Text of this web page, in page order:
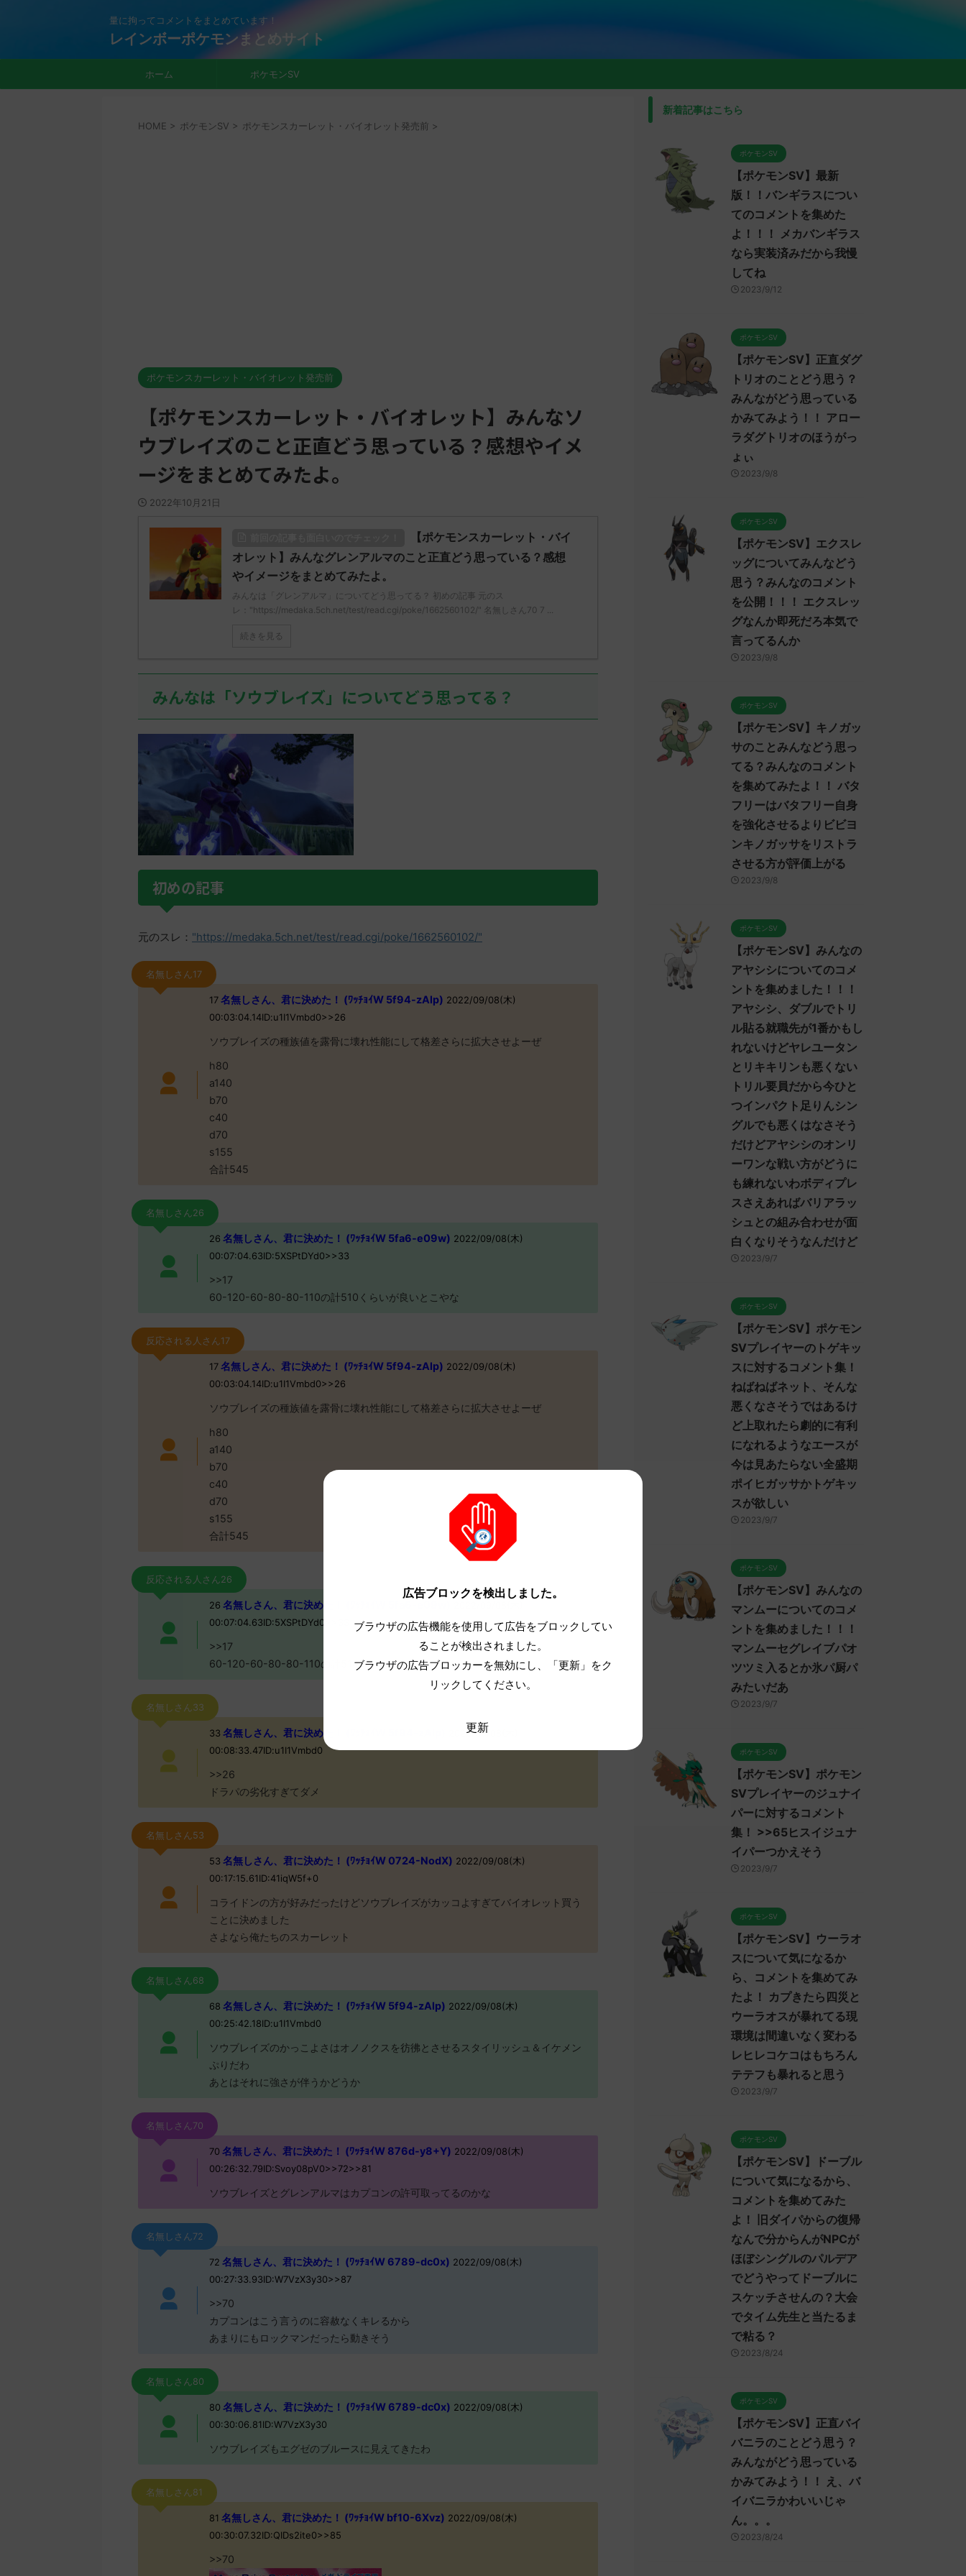
量に拘ってコメントをまとめています！
レインボーポケモンまとめサイト
ホーム ポケモンSV
HOME > ポケモンSV > ポケモンスカーレット・バイオレット発売前 >
ポケモンスカーレット・バイオレット発売前
【ポケモンスカーレット・バイオレット】みんなソ
ウブレイズのこと正直どう思っている？感想やイメ
ージをまとめてみたよ。
2022年10月21日
【ポケモンスカーレット・バイ
オレット】みんなグレンアルマのこと正直どう思っている？感想
やイメージをまとめてみたよ。
みんなは「グレンアルマ」についてどう思ってる？ 初めの記事 元のス
レ："https://medaka.5ch.net/test/read.cgi/poke/1662560102/" 名無しさん70 7 ...
続きを見る
みんなは「ソウブレイズ」についてどう思ってる？
初めの記事
元のスレ： "https://medaka.5ch.net/test/read.cgi/poke/1662560102/"
名無しさん17
17名無しさん、君に決めた！ (ﾜｯﾁｮｲW 5f94-zAlp) 2022/09/08(木)
00:03:04.14ID:u1I1Vmbd0>>26
ソウブレイズの種族値を露骨に壊れ性能にして格差さらに拡大させよーぜ
h80
a140
b70
c40
d70
s155
合計545
名無しさん26
26 名無しさん、君に決めた！ (ﾜｯﾁｮｲW 5fa6-e09w) 2022/09/08(木)
00:07:04.63ID:5XSPtDYd0>>33
>>17
60-120-60-80-80-110の計510くらいが良いとこやな
反応される人さん17
17名無しさん、君に決めた！ (ﾜｯﾁｮｲW 5f94-zAlp) 2022/09/08(木)
00:03:04.14ID:u1I1Vmbd0>>26
ソウブレイズの種族値を露骨に壊れ性能にして格差さらに拡大させよーぜ
h80
a140
b70
c40
d70
s155
合計545
反応される人さん26
26 名無しさん、君に決めた！ (ﾜｯﾁｮｲW 5fa6-e09w)
00:07:04.63ID:5XSPtDYd0>>33
>>17
60-120-60-80-80-110の計510くらいが良いとこやな
名無しさん33
33 名無しさん、君に決めた！ (ﾜｯﾁｮｲW 5f94-zAlp)
2022/09/08(木)
00:08:33.47ID:u1I1Vmbd0
>>26
ドラパの劣化すぎてダメ
名無しさん53
53 名無しさん、君に決めた！ (ﾜｯﾁｮｲW 0724-NodX) 2022/09/08(木)
00:17:15.61ID:41iqW5f+0
コライドンの方が好みだったけどソウブレイズがカッコよすぎてバイオレット買う
ことに決めました
さよなら俺たちのスカーレット
名無しさん68
68 名無しさん、君に決めた！ (ﾜｯﾁｮｲW 5f94-zAlp) 2022/09/08(木)
00:25:42.18ID:u1I1Vmbd0
ソウブレイズのかっこよさはオノノクスを彷彿とさせるスタイリッシュ＆イケメン
ぷりだわ
あとはそれに強さが伴うかどうか
名無しさん70
70 名無しさん、君に決めた！ (ﾜｯﾁｮｲW 876d-y8+Y) 2022/09/08(木)
00:26:32.79ID:Svoy08pV0>>72>>81
ソウブレイズとグレンアルマはカプコンの許可取ってるのかな
名無しさん72
72 名無しさん、君に決めた！ (ﾜｯﾁｮｲW 6789-dc0x) 2022/09/08(木)
00:27:33.93ID:W7VzX3y30>>87
>>70
カプコンはこう言うのに容赦なくキレるから
あまりにもロックマンだったら動きそう
名無しさん80
80 名無しさん、君に決めた！ (ﾜｯﾁｮｲW 6789-dc0x) 2022/09/08(木)
00:30:06.81ID:W7VzX3y30
ソウブレイズもエグゼのブルースに見えてきたわ
名無しさん81
81 名無しさん、君に決めた！ (ﾜｯﾁｮｲW bf10-6Xvz) 2022/09/08(木)
00:30:07.32ID:QIDs2ite0>>85
>>70
新着記事はこちら
ポケモンSV
【ポケモンSV】最新
版！！バンギラスについ
てのコメントを集めた
よ！！！ メカバンギラス
なら実装済みだから我慢
してね
2023/9/12
ポケモンSV
【ポケモンSV】正直ダグ
トリオのことどう思う？
みんながどう思っている
かみてみよう！！ アロー
ラダグトリオのほうがっ
ょぃ
2023/9/8
ポケモンSV
【ポケモンSV】エクスレ
ッグについてみんなどう
思う？みんなのコメント
を公開！！！ エクスレッ
グなんか即死だろ本気で
言ってるんか
2023/9/8
ポケモンSV
【ポケモンSV】キノガッ
サのことみんなどう思っ
てる？みんなのコメント
を集めてみたよ！！ バタ
フリーはバタフリー自身
を強化させるよりビビヨ
ンキノガッサをリストラ
させる方が評価上がる
2023/9/8
ポケモンSV
【ポケモンSV】みんなの
アヤシシについてのコメ
ントを集めました！！！
アヤシシ、ダブルでトリ
ル貼る就職先が1番かもし
れないけどヤレユータン
とリキキリンも悪くない
トリル要員だから今ひと
つインパクト足りんシン
グルでも悪くはなさそう
だけどアヤシシのオンリ
ーワンな戦い方がどうに
も練れないわボディプレ
スさえあればバリアラッ
シュとの組み合わせが面
白くなりそうなんだけど
2023/9/7
ポケモンSV
【ポケモンSV】ポケモン
SVプレイヤーのトゲキッ
スに対するコメント集！
ねばねばネット、そんな
悪くなさそうではあるけ
ど上取れたら劇的に有利
になれるようなエースが
今は見あたらない全盛期
ポイヒガッサかトゲキッ
スが欲しい
2023/9/7
ポケモンSV
【ポケモンSV】みんなの
マンムーについてのコメ
ントを集めました！！！
マンムーセグレイブパオ
ツツミ入るとか氷パ厨パ
みたいだあ
2023/9/7
ポケモンSV
【ポケモンSV】ポケモン
SVプレイヤーのジュナイ
パーに対するコメント
集！ >>65ヒスイジュナ
イパーつかえそう
2023/9/7
ポケモンSV
【ポケモンSV】ウーラオ
スについて気になるか
ら、コメントを集めてみ
たよ！ カプきたら四災と
ウーラオスが暴れてる現
環境は間違いなく変わる
レヒレコケコはもちろん
テテフも暴れると思う
2023/9/7
ポケモンSV
【ポケモンSV】ドーブル
について気になるから、
コメントを集めてみた
よ！ 旧ダイパからの復帰
なんで分からんがNPCが
ほぼシングルのパルデア
でどうやってドーブルに
スケッチさせんの？大会
でタイム先生と当たるま
で粘る？
2023/8/24
ポケモンSV
【ポケモンSV】正直バイ
バニラのことどう思う？
みんながどう思っている
かみてみよう！！ え、バ
イバニラかわいいじゃ
ん。。。
2023/8/24
広告ブロックを検出しました。
ブラウザの広告機能を使用して広告をブロックしてい
ることが検出されました。
ブラウザの広告ブロッカーを無効にし、「更新」をク
リックしてください。
更新